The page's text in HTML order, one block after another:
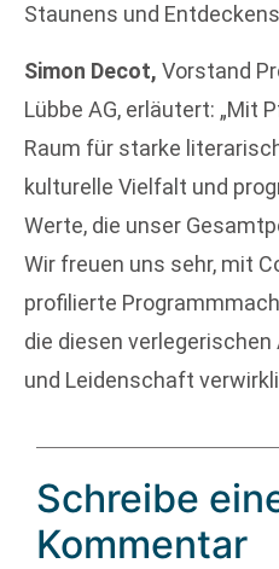
Staunens und
Simon Decot, Vorstand
Lübbe AG, erläutert: „Mit
Raum für starke
kulturelle Vielfalt und
Werte, die unser
Wir freuen uns sehr, mit
profilierte
die diesen
und Leidenschaft
Schreibe
Kommentar